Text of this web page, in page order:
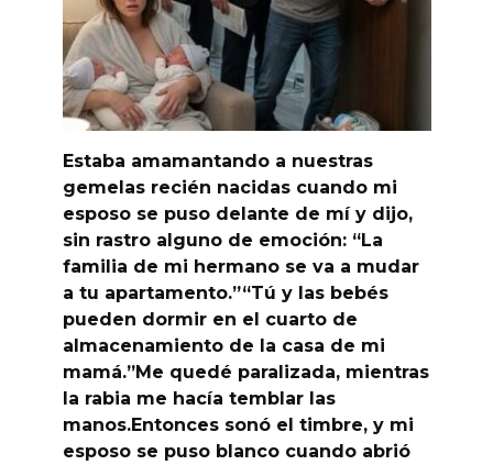
Estaba amamantando a nuestras
gemelas recién nacidas cuando mi
esposo se puso delante de mí y dijo,
sin rastro alguno de emoción: “La
familia de mi hermano se va a mudar
a tu apartamento.”“Tú y las bebés
pueden dormir en el cuarto de
almacenamiento de la casa de mi
mamá.”Me quedé paralizada, mientras
la rabia me hacía temblar las
manos.Entonces sonó el timbre, y mi
esposo se puso blanco cuando abrió